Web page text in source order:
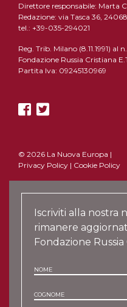
Direttore responsabile: Marta
Redazione: via Tasca 36,
tel.: +39-035-294021
Reg. Trib. Milano (8.11.1991) al
Fondazione Russia Cristiana
Partita Iva: 09245130969
© 2026 La Nuova Europa |
Privacy Policy | Cookie Policy
Iscriviti alla nostra
rimanere
Fondazione Russia
NOME
COGNOME